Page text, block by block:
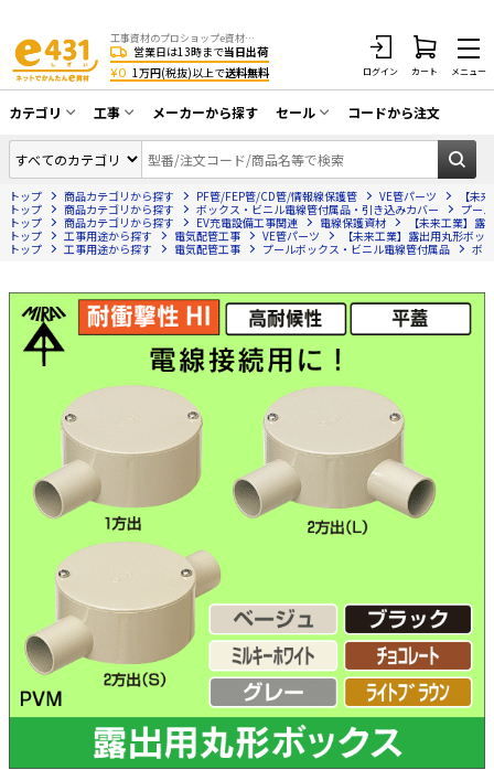
工事資材のプロショップe資材 CATV・アンテナ・防犯・光・LAN・電気・空調工事など
営業日は13時まで当日出荷
¥0 1万円(税抜)以上で送料無料 ログイン カート メニュー
カテゴリ
同軸ケーブル／テレビ用接栓／関連工具
アンテナ・取付金具・ブースター／CATV
部材類
配線補助具（モール・結束バンド・テー
プ類 他）
HDMIケーブル・周辺機器／RCAケーブル
電話線／コネクタ／アダプタ
光ファイバー・融着接続機関連
LANケーブル・コネクタ・関連資材/機器
ネットワーク機器
エアコン・換気扇・空調資材
太陽光発電ケーブル・コネクタ・関連資
材/機器
電源ケーブル／コネクタ／分電盤／ブレ
ーカ
照明・照明器具
電源タップ・延長コード
スイッチ・コンセント（配線器具）
工事
CATV・アンテナ工事
光工事・FTTH工事
エアコン・換気扇工事
LAN配線工事
電話工事
電気配管工事
EV充電設備工事
照明設置工事
ホテル・病院向け
メーカーから探す セール
在庫一掃セール
コードから注文
トップ 商品カテゴリから探す PF管/FEP管/CD管/情報線保護管 VE管パーツ
【未
トップ
商品カテゴリから探す ボックス・ビニル電線管付属品・引き込みカバー
プー
トップ
商品カテゴリから探す EV充電設備工事関連 電線保護資材
【未来工業】
トップ
工事用途から探す 電気配管工事 VE管パーツ
【未来工業】露出用丸形ボ
トップ
工事用途から探す 電気配管工事 プールボックス・ビニル電線管付属品 ボ